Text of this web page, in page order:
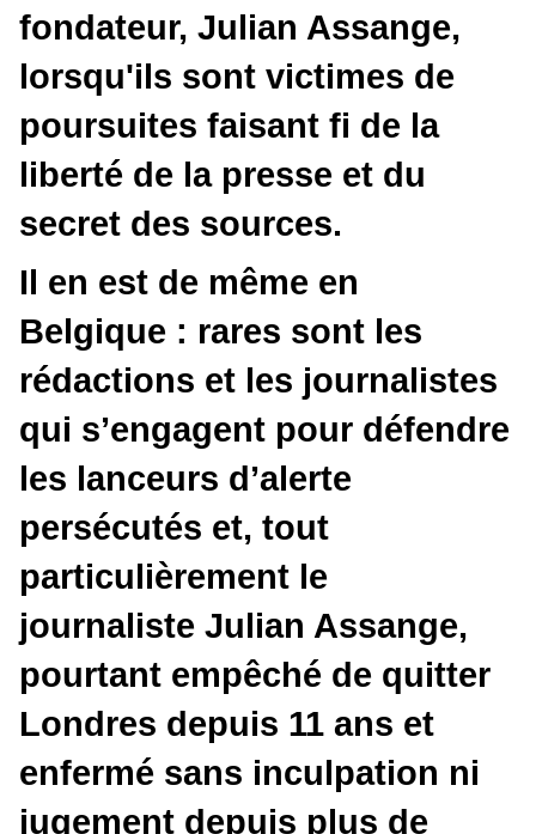
fondateur, Julian Assange,
lorsqu'ils sont victimes de
poursuites faisant fi de la
liberté de la presse et du
secret des sources.
Il en est de même en
Belgique : rares sont les
rédactions et les journalistes
qui s’engagent pour défendre
les lanceurs d’alerte
persécutés et, tout
particulièrement le
journaliste Julian Assange,
pourtant empêché de quitter
Londres depuis 11 ans et
enfermé sans inculpation ni
jugement depuis plus de